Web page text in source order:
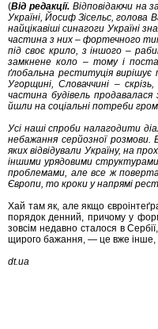
(Від редакції. Відповідаючи на
Україні, Йосиф Зісельс, голова
найцікавіші синагоги Україні
частина з них – фортечного
під своє крило, з іншого –
замкнене коло – тому і
ґлобальна реституція вирішує
Угорщині, Словаччині –
частина будівель
йшли на соціальні потреби
Усі наші спроби налагодити
небажання серйозної розмови.
яких відвідували Україну, на
іншими урядовими
проблемами, але все ж
Європи, то кроки у напрямі
Хай там як, але якщо
порядок денний, причому у
зовсім недавно сталося в
щирого бажання, — це вже інше,
dt.ua